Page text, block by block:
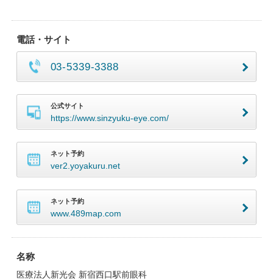
電話・サイト
03-5339-3388
公式サイト
https://www.sinzyuku-eye.com/
ネット予約
ver2.yoyakuru.net
ネット予約
www.489map.com
名称
医療法人新光会 新宿西口駅前眼科